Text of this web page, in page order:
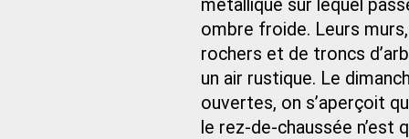
métallique sur lequel
ombre froide. Leurs
rochers et de troncs
un air rustique. Le
ouvertes, on s’aperçoit
le rez-de-chaussée n’est